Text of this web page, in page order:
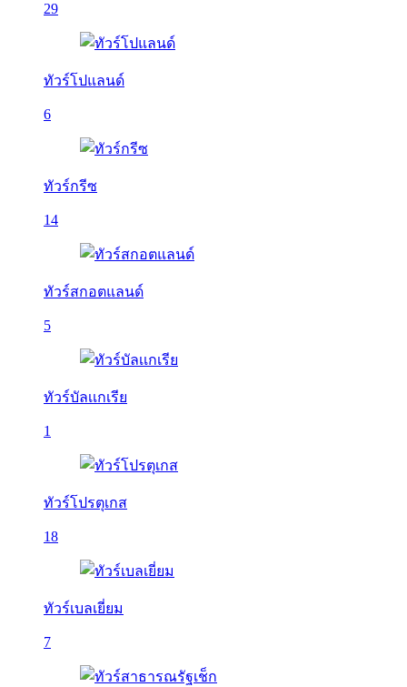
29
ทัวร์โปแลนด์
6
ทัวร์กรีซ
14
ทัวร์สกอตแลนด์
5
ทัวร์บัลเเกเรีย
1
ทัวร์โปรตุเกส
18
ทัวร์เบลเยี่ยม
7